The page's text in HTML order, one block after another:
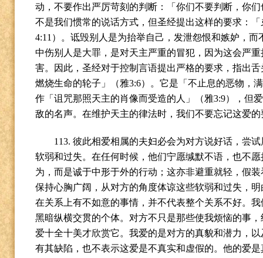
动，不要作出严厉苛刻的判断：「你们不要判断，你
不是我们惯常的说话方式，但圣经提出这样的要求：
4:11 ）。诋毁别人是为抬举自己，发泄怨恨和嫉妒，
中伤别人是大罪，是对天主严重的冒犯，因为这会严
害。因此，圣经对于控制言语提出严格的要求，指出
燃烧生命的轮子」（雅3:6）。它是「不止息的恶物，
作「诅咒那照天主的肖像而受造的人」（雅3:9），但
敌的名声。在维护天主的律法时，我们不要忘记这爱
113.彼此相爱相属的夫妇必会为对方说好话，尝
软弱和过失。在任何时候，他们宁愿缄默不语，也不
为，而是诚于中形于外的行动；这亦非避重就轻，假
保持心胸广阔，从对方的角度体谅这些软弱和过失，
在关系上有不如意的事情，并不代表整个关系不好。
黑暗纵横交贯的个体。对方不只是那些使我烦恼的事
爱十全十美才欣赏它。我爱的是对方的真貌和潜力，
有其缺陷，也不表示这爱是不真实和虚假的。他的爱